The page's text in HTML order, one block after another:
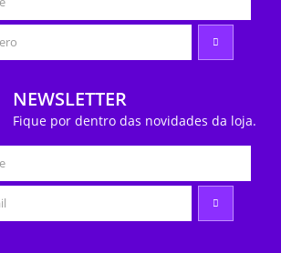
NEWSLETTER
Fique por dentro das novidades da loja.